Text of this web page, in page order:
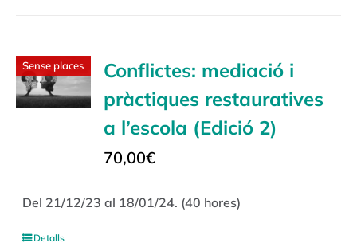
Sense places
Conflictes: mediació i
pràctiques restauratives
a l’escola (Edició 2)
70,00€
Del 21/12/23 al 18/01/24. (40 hores)
Detalls